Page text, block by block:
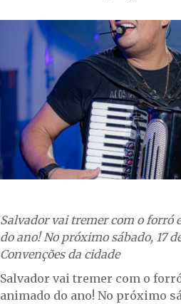
Salvador vai tremer com o forró
do ano! No próximo sábado, 17
Convenções da cidade
Salvador vai tremer com o
animado do ano! No próximo